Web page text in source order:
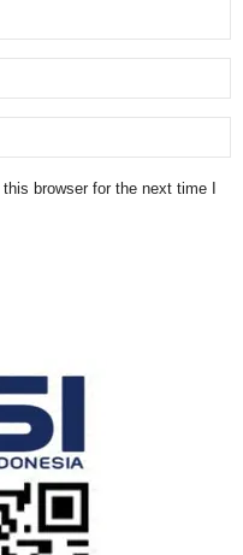
browser for the next time I